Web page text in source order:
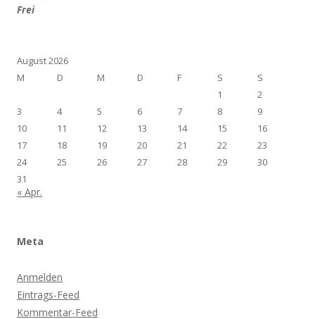
Frei
August 2026
M
D M D F S
S
1
2
3
4 5 6 7 8
9
10
11 12 13 14 15
16
17
18 19 20 21 22
23
24
25 26 27 28 29
30
31
« Apr.
Meta
Anmelden
Eintrags-Feed
Kommentar-Feed